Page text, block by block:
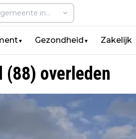
▼ Gezondheid ▼ Zakelijk
(88) overleden